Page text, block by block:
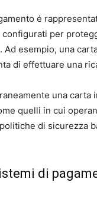
é
per
esempio, una
di effettuare una
una carta
quelli in cui
di sicurezza
di